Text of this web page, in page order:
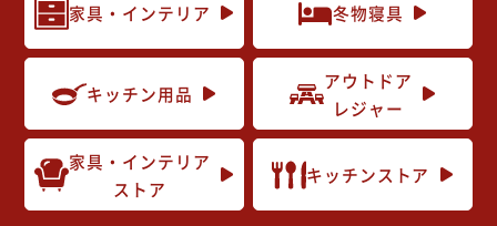
家具・インテリア 冬物寝具
キッチン用品
アウトドア
レジャー
家具・インテリア
ストア
キッチンストア